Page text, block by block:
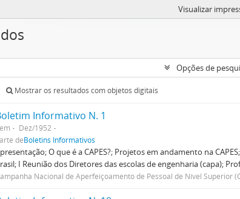
Visualizar
Opções de
Mostrar os resultados com objetos digitais
Informativo N. 1
Dez/1952
deBoletins Informativos
O que é a CAPES?; Projetos em andamento na
I Reunião dos Diretores das escolas de engenharia (capa);
Nacional de Aperfeiçoamento de Pessoal de Nível Superior